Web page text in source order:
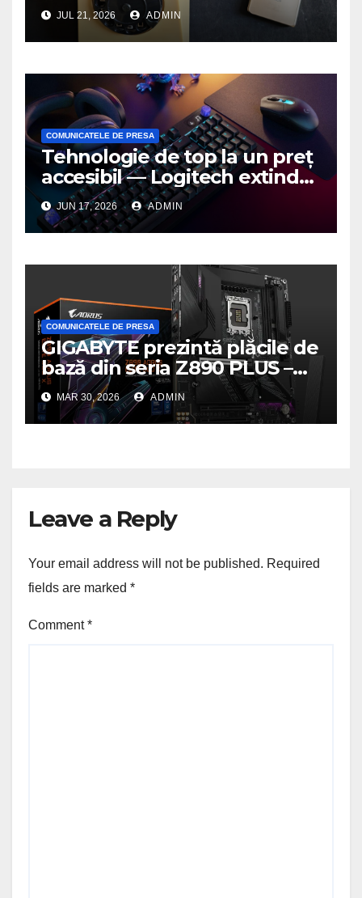
JUL 21, 2026 ADMIN
COMUNICATELE DE PRESA
Tehnologie de top la un preț
accesibil — Logitech extinde
seria G3 cu un nou mouse și
o nouă tastatură pentru
gaming pe PC
JUN 17, 2026 ADMIN
COMUNICATELE DE PRESA
GIGABYTE prezintă plăcile de
bază din seria Z890 PLUS –
performanță de ultimă
generație la un nou nivel
MAR 30, 2026 ADMIN
Leave a Reply
Your email address will not be published. Required
fields are marked *
Comment*